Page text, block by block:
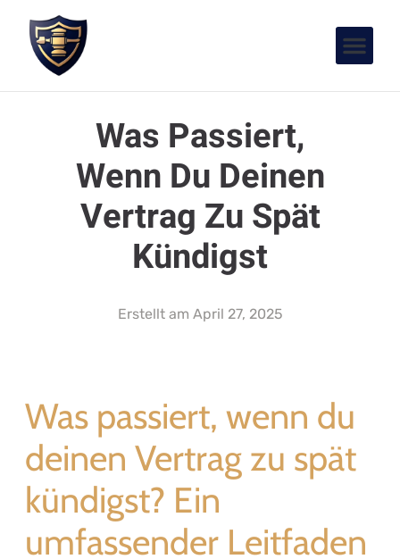
Was Passiert,
Wenn Du Deinen
Vertrag Zu Spät
Kündigst
Erstellt am April 27, 2025
Was passiert, wenn du
deinen Vertrag zu spät
kündigst? Ein
umfassender Leitfaden